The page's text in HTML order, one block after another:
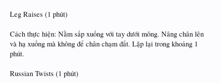
Leg Raises (1 phút)
Cách thực hiện: Nằm sấp xuống với tay dưới mông. Nâng chân lên
và hạ xuống mà không để chân chạm đất. Lặp lại trong khoảng 1
phút.
Russian Twists (1 phút)